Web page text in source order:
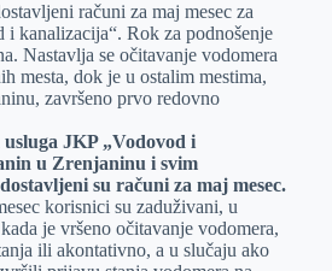
računi za maj mesec za
i kanalizacija“. Rok za podnošenje
Nastavlja se očitavanje vodomera
mesta, dok je u ostalim mestima,
završeno prvo redovno
JKP „Vodovod i
u Zrenjaninu i svim
su računi za maj mesec.
korisnici su zaduživani, u
je vršeno očitavanje vodomera,
ili akontativno, a u slučaju ako